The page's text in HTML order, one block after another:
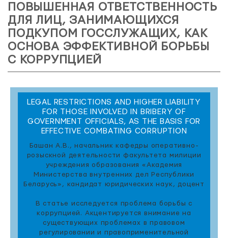
ПОВЫШЕННАЯ ОТВЕТСТВЕННОСТЬ
ДЛЯ ЛИЦ, ЗАНИМАЮЩИХСЯ
ПОДКУПОМ ГОССЛУЖАЩИХ, КАК
ОСНОВА ЭФФЕКТИВНОЙ БОРЬБЫ
С КОРРУПЦИЕЙ
LEGAL RESTRICTIONS AND HIGHER LIABILITY
FOR THOSE INVOLVED IN BRIBERY OF
GOVERNMENT OFFICIALS, AS THE BASIS FOR
EFFECTIVE COMBATING CORRUPTION
Башан А.В., начальник кафедры оперативно-
розыскной деятельности факультета милиции
учреждения образования «Академия
Министерства внутренних дел Республики
Беларусь», кандидат юридических наук, доцент
В статье исследуется проблема борьбы с
коррупцией. Акцентируется внимание на
существующих проблемах в правовом
регулировании и правоприменительной